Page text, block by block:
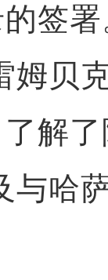
签
贝克
解
与哈